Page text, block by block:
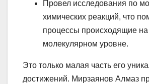
Провел исследования по
химических реакций, что
процессы происходящие на
молекулярном уровне.
Это только малая часть его
достижений. Мирзаянов Алмаз